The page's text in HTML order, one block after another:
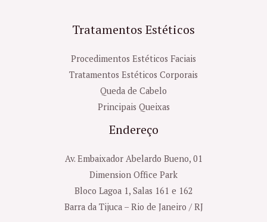
Tratamentos Estéticos
Procedimentos Estéticos Faciais
Tratamentos Estéticos Corporais
Queda de Cabelo
Principais Queixas
Endereço
Av. Embaixador Abelardo Bueno, 01
Dimension Office Park
Bloco Lagoa 1, Salas 161 e 162
Barra da Tijuca – Rio de Janeiro / RJ